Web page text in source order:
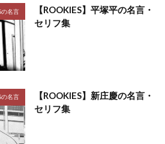
の名言
【ROOKIES】平塚平の名言・
セリフ集
の名言
【ROOKIES】新庄慶の名言・
セリフ集